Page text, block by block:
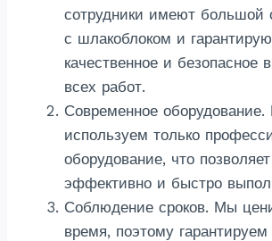
сотрудники имеют большой
с шлакоблоком и
качественное и безопасное
всех работ.
Современное
используем только
оборудование, что
эффективно и быстро
Соблюдение сроков. Мы
время, поэтому гарантируем